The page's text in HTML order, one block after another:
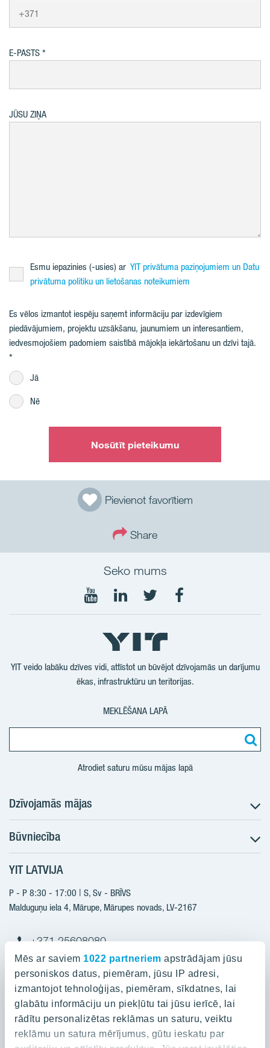
Mēs ar saviem 1022 partneriem apstrādājam jūsu
personiskos datus, piemēram, jūsu IP adresi,
izmantojot tehnoloģijas, piemēram, sīkdatnes, lai
glabātu informāciju un piekļūtu tai jūsu ierīcē, lai
rādītu personalizētas reklāmas un saturu, veiktu
reklāmu un satura mērījumus, gūtu ieskatu par
Pievienot favorītiem
Share
E-PASTS
JŪSU ZIŅA
Esmu iepazinies (-usies) ar YIT privātuma paziņojumiem un Datu
privātuma politiku un lietošanas noteikumiem
Es vēlos izmantot iespēju saņemt informāciju par izdevīgiem
piedāvājumiem, projektu uzsākšanu, jaunumiem un interesantiem,
iedvesmojošiem padomiem saistībā mājokļa iekārtošanu un dzīvi tajā.
Jā
Nē
Nosūtīt pieteikumu
Seko mums
Seko
mums
YouTube
Seko
mums
LinkedIn
Seko
mums
Twtitter
Seko
YIT veido labāku dzīves vidi, attīstot un būvējot dzīvojamās un darījumu
ēkas, infrastruktūru un teritorijas.
MEKLĒŠANA LAPĀ
Atrodiet saturu mūsu mājas lapā
Dzīvojamās mājas
Meklēt dzīvokli
Nākotnes projekti
Pārdošanas informācija
YIT Plus
Kontakti
Būvniecība
Būvniecība
Jaunie projekti
Realizētie projekti
YIT LATVIJA
P - P 8:30 - 17:00 | S, Sv - BRĪVS
Malduguņu iela 4, Mārupe, Mārupes novads, LV-2167
+371 25608080
yitmajas@yit.lv
Projekti
Silvas nami